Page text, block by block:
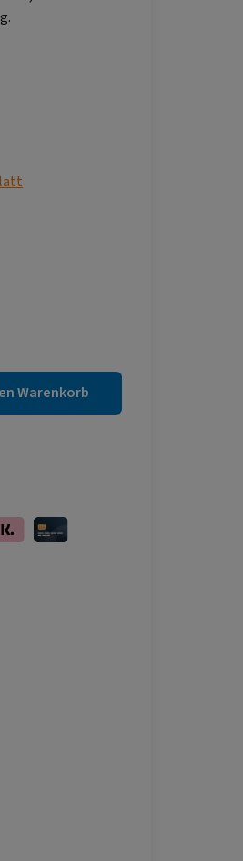
benutze die Schaltflächen um die
Warenkorb